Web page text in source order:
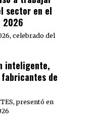
sector en el
2026
celebrado del
inteligente,
de
presentó en